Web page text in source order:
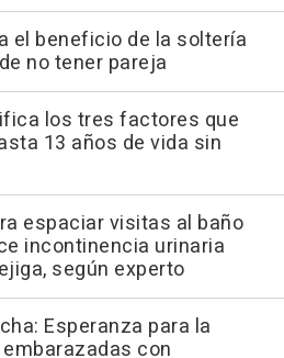
el beneficio de la soltería
no tener pareja
los tres factores que
13 años de vida sin
espaciar visitas al baño
incontinencia urinaria
según experto
Esperanza para la
con